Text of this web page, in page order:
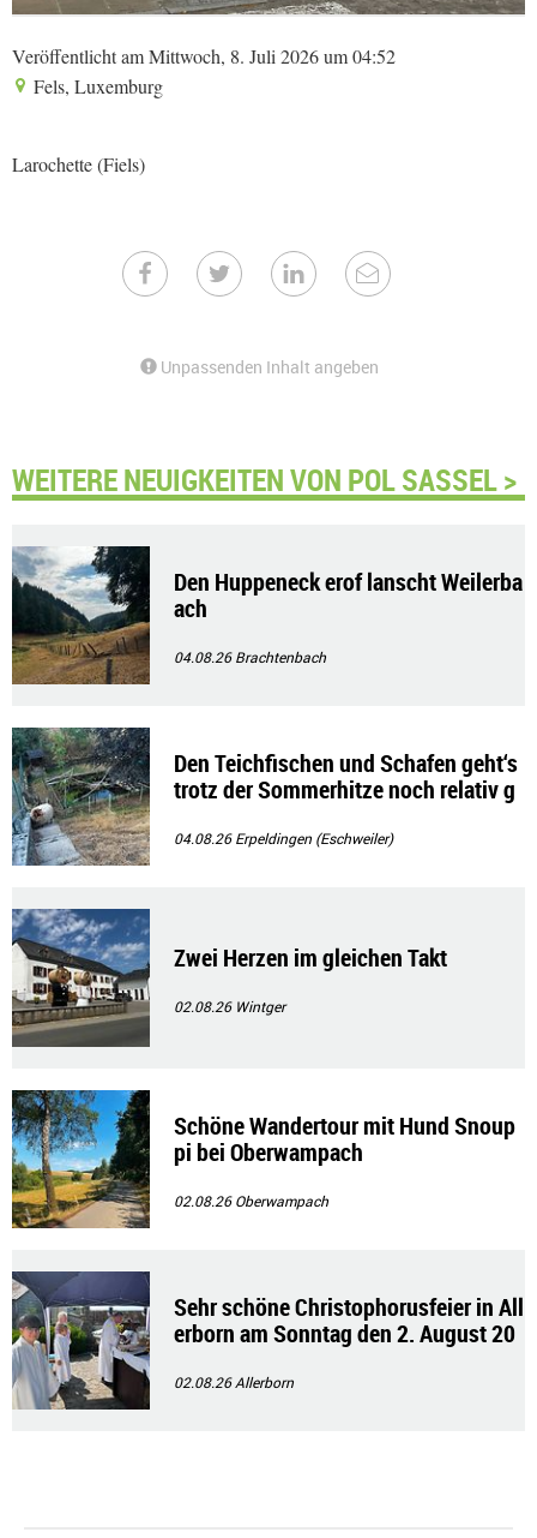
Veröffentlicht am Mittwoch, 8. Juli 2026 um 04:52
Fels, Luxemburg
Larochette (Fiels)
Unpassenden Inhalt angeben
WEITERE NEUIGKEITEN VON POL SASSEL >
Den Huppeneck erof lanscht Weilerba
ach
04.08.26Brachtenbach
Den Teichfischen und Schafen geht‘s
trotz der Sommerhitze noch relativ g
04.08.26Erpeldingen (Eschweiler)
Zwei Herzen im gleichen Takt
02.08.26 Wintger
Schöne Wandertour mit Hund Snoup
pi bei Oberwampach
02.08.26Oberwampach
Sehr schöne Christophorusfeier in All
erborn am Sonntag den 2. August 20
02.08.26Allerborn